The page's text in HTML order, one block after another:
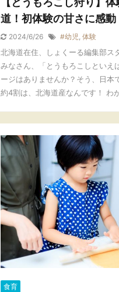
道！初体験の甘さに感動
2024/6/26 #幼児 体験
北海道在住、しょくーる編集部ス
みなさん、「とうもろこしといえ
ージはありませんか？そう、日本
約4割は、北海道産なんです！ わ
食育